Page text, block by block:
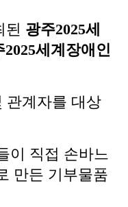
된 광주2025세
2025세계장애인
관계자를 대상
이 직접 손바느
만든 기부물품